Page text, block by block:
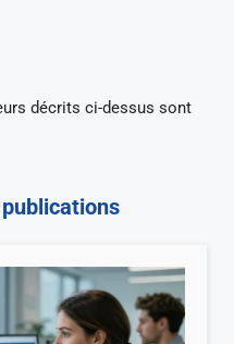
décrits ci-dessus sont